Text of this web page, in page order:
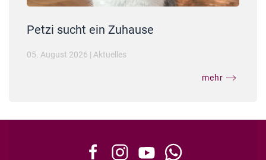
Petzi sucht ein Zuhause
05. August 2026 | Aktuelles
mehr